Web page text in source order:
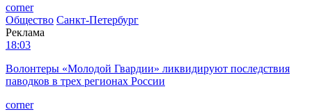
corner
Общество Санкт-Петербург
Реклама
18:03
Волонтеры «Молодой Гвардии» ликвидируют последствия
паводков в трех регионах России
corner